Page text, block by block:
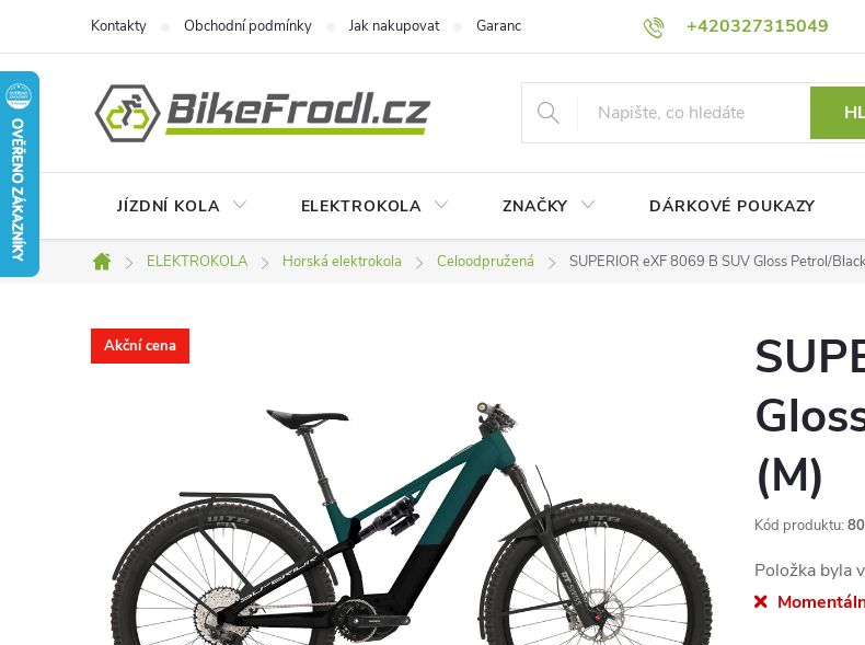
obsah
+420327315049
Kontakty Obchodní podmínky Jak nakupovat Garance nejnižší ceny! Podmínky ochrany osobních údajů
JÍZDNÍ KOLA ELEKTROKOLA ZNAČKY DÁRKOVÉ POUKAZY
Domů
ELEKTROKOLA Horská elektrokola Celoodpružená SUPERIOR eXF 8069 B SUV Gloss Petrol/
Akční cena
(M)
Kód produktu:
Položka byla